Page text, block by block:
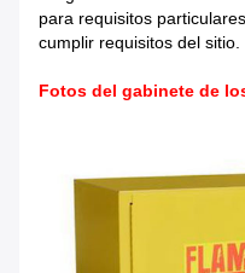
para requisitos
cumplir requisitos del sitio.
Fotos del gabinete de